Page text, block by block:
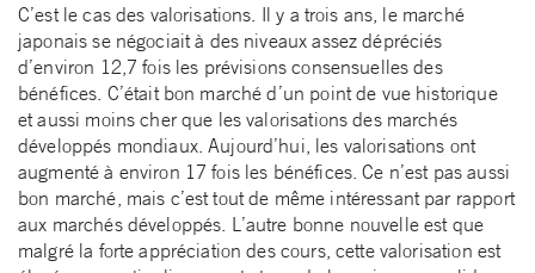
C’est le cas des valorisations. Il y a trois ans, le marché
japonais se négociait à des niveaux assez dépréciés
d’environ 12,7 fois les prévisions consensuelles des
bénéfices. C’était bon marché d’un point de vue historique
et aussi moins cher que les valorisations des marchés
développés mondiaux. Aujourd’hui, les valorisations ont
augmenté à environ 17 fois les bénéfices. Ce n’est pas aussi
bon marché, mais c’est tout de même intéressant par rapport
aux marchés développés. L’autre bonne nouvelle est que
malgré la forte appréciation des cours, cette valorisation est